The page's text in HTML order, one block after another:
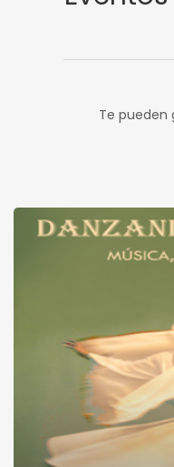
Te pueden